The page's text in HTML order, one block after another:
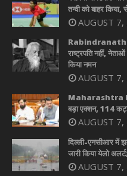
तन्वी को बाहर
AUGUST
राष्ट्रपति नहीं,
किया नमन
AUGUST
Maharashtra
बड़ा एक्शन, 114
AUGUST
दिल्ली-एनसीआर में
जारी किया येलो
AUGUST